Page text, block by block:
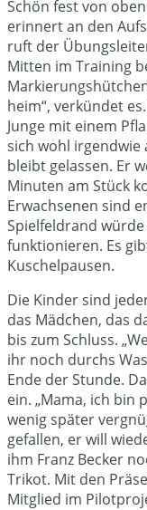
Schön fest von
erinnert an den
ruft der
Mitten im Training
heim“, verkündet
Junge mit einem
sich wohl irgendwie
bleibt gelassen. Er
Minuten am Stück
Erwachsenen sind
Spielfeldrand
funktionieren. Es
Kuschelpausen.
Die Kinder sind
das Mädchen, das
bis zum Schluss.
ihr noch durchs
Ende der Stunde.
ein. „Mama, ich bin
wenig später
gefallen, er will
ihm Franz Becker
Trikot. Mit den
Mitglied im